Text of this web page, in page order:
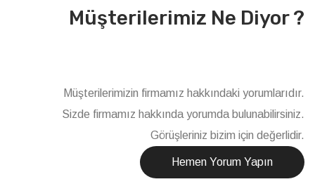
Müşterilerimiz Ne Diyor ?
Müşterilerimizin firmamız hakkındaki yorumlarıdır.
Sizde firmamız hakkında yorumda bulunabilirsiniz.
Görüşleriniz bizim için değerlidir.
Hemen Yorum Yapın